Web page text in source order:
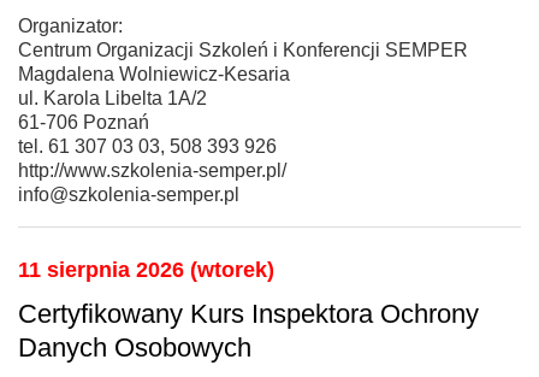
Organizator:
Centrum Organizacji Szkoleń i Konferencji SEMPER
Magdalena Wolniewicz-Kesaria
ul. Karola Libelta 1A/2
61-706 Poznań
tel. 61 307 03 03, 508 393 926
http://www.szkolenia-semper.pl/
info@szkolenia-semper.pl
11 sierpnia 2026 (wtorek)
Certyfikowany Kurs Inspektora Ochrony
Danych Osobowych